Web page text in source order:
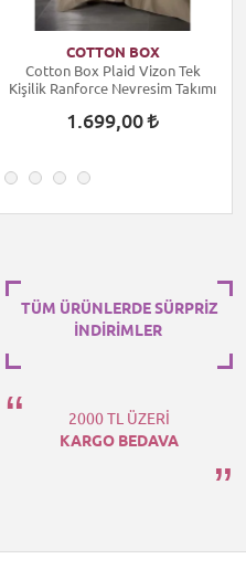
COTTON BOX
Cotton Box Plaid Vizon Tek
Kişilik Ranforce Nevresim Takımı
1.699,00
TÜM ÜRÜNLERDE SÜRPRİZ
İNDİRİMLER
2000 TL ÜZERİ
KARGO BEDAVA